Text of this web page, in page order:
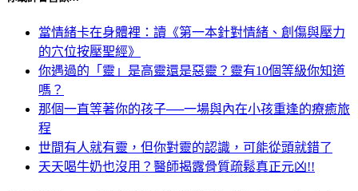
當情緒卡在身體裡：讀《第一本針對情緒、創傷與壓力
的穴位按壓聖經》
你遇過的「靈」是高靈還是惡靈？靈有10個等級你知道
嗎？
那個一直等著你的孩子──一場與內在小孩重逢的療癒旅
程
世間有人就有靈，但你對靈的認識，可能從頭就錯了
天天喝牛奶也沒用？醫師揭露骨質疏鬆真正元凶!!